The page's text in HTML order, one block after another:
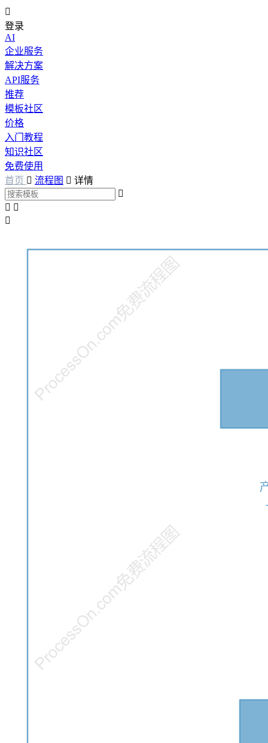

登录
AI
企业服务
解决方案
API服务
推荐
模板社区
价格
入门教程
知识社区
免费使用
首页  流程图  详情

 
